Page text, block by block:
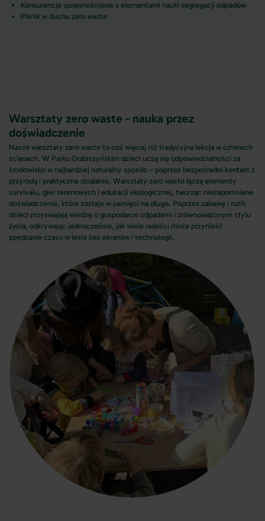
Konkurencje sprawnościowe z elementami nauki segregacji odpadów
Piknik w duchu zero waste
Warsztaty zero waste - nauka przez
doświadczenie
Nasze warsztaty zero waste to coś więcej niż tradycyjna lekcja w czterech
ścianach. W Parku Grabiszyńskim dzieci uczą się odpowiedzialności za
środowisko w najbardziej naturalny sposób – poprzez bezpośredni kontakt z
przyrodą i praktyczne działanie. Warsztaty zero waste łączą elementy
survivalu, gier terenowych i edukacji ekologicznej, tworząc niezapomniane
doświadczenie, które zostaje w pamięci na długo. Poprzez zabawę i ruch
dzieci przyswajają wiedzę o gospodarce odpadami i zrównoważonym stylu
życia, odkrywając jednocześnie, jak wiele radości może przynieść
spędzanie czasu w lesie bez ekranów i technologii.